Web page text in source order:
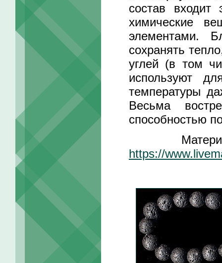
состав
химические
элементами.
сохранять
углей (в том
используют
температуры
Весьма
способностью
Материал
https://